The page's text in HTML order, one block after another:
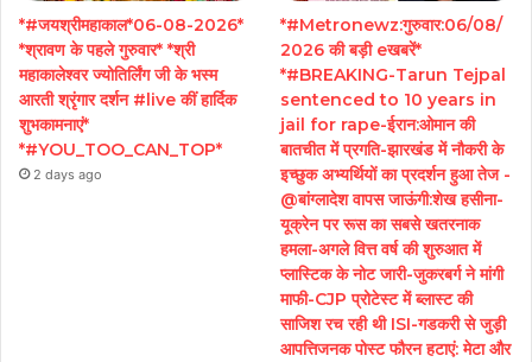
*#जयश्रीमहाकाल*06-08-2026*
*श्रावण के पहले गुरुवार* *श्री
महाकालेश्वर ज्योतिर्लिंग जी के भस्म
आरती श्रृंगार दर्शन #live कीं हार्दिक
शुभकामनाएं*
*#YOU_TOO_CAN_TOP*
2 days ago
*#Metronewz:गुरुवार:06/08/
2026 की बड़ी eखबरें*
*#BREAKING-Tarun Tejpal
sentenced to 10 years in
jail for rape-ईरान:ओमान की
बातचीत में प्रगति-झारखंड में नौकरी के
इच्छुक अभ्यर्थियों का प्रदर्शन हुआ तेज -
@बांग्लादेश वापस जाऊंगी:शेख हसीना-
यूक्रेन पर रूस का सबसे खतरनाक
हमला-अगले वित्त वर्ष की शुरुआत में
प्लास्टिक के नोट जारी-जुकरबर्ग ने मांगी
माफी-CJP प्रोटेस्ट में ब्लास्ट की
साजिश रच रही थी ISI-गडकरी से जुड़ी
आपत्तिजनक पोस्ट फौरन हटाएं: मेटा और